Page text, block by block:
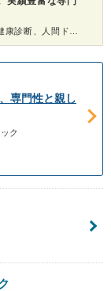
専門性と親し
ク